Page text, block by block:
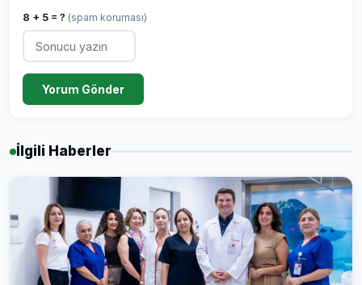
8 + 5 = ? (spam koruması)
Yorum Gönder
İlgili Haberler